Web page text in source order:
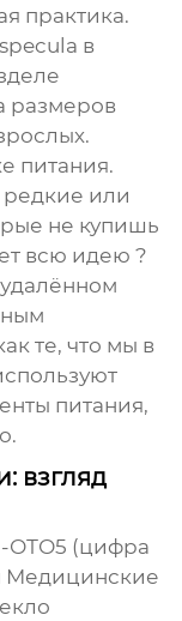
практика.
в
размеров
питания.
или
не купишь
всю идею ?
те, что мы в
питания,
взгляд
ОТО5 (цифра
Медицинские